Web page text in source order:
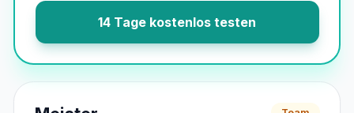
14 Tage kostenlos testen